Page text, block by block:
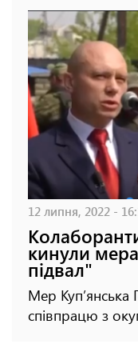
12 липня, 2022 -
кинули
підвал"
Мер Купʼянська
співпрацю з